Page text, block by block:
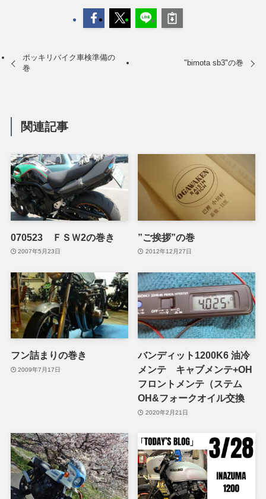
ポッキリバイク車検準備の
巻
"bimota sb3"の巻
関連記事
070523 ＦＳＷ2の巻き
2007年5月23日
”ご挨拶”の巻
2012年12月27日
フン詰まりの巻き
2009年7月17日
バンディット1200K6 油冷
メンテ キャブメンテ+OH
フロントメンテ（ステム
OH&フォークオイル交換
2020年2月21日